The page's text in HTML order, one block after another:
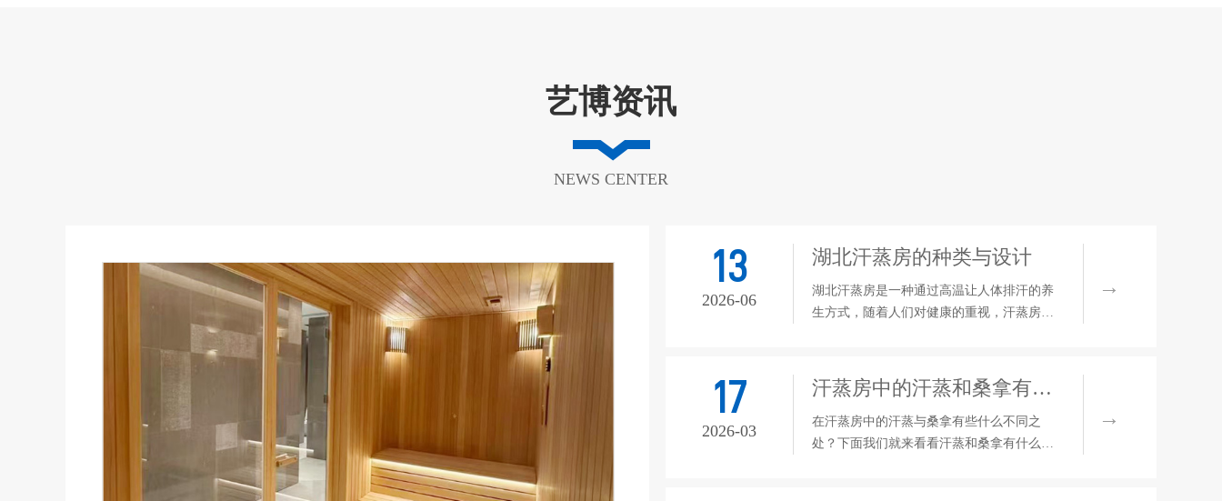
艺博资讯
NEWS CENTER
13
2026-06
湖北汗蒸房的种类与设计
湖北汗蒸房是一种通过高温让人体排汗的养
生方式，随着人们对健康的重视，汗蒸房逐
计特点。本文将介绍家庭汗蒸房的分类及其
设计。首先，家庭汗蒸房主要分为光波汗蒸
房、熏蒸机汗蒸房和电气石汗蒸房三种。光
波汗蒸房是一种红外线理疗类型的汗蒸房，
17
2026-03
汗蒸房中的汗蒸和桑拿有什么区别？
在汗蒸房中的汗蒸与桑拿有些什么不同之
处？下面我们就来看看汗蒸和桑拿有什么区